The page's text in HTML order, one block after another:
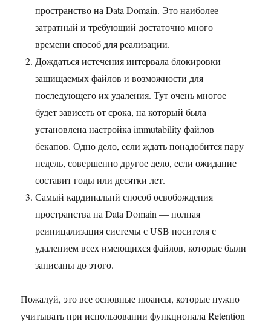
пространство на Data Domain. Это наиболее
затратный и требующий достаточно много
времени способ для реализации.
Дождаться истечения интервала блокировки
защищаемых файлов и возможности для
последующего их удаления. Тут очень многое
будет зависеть от срока, на который была
установлена настройка immutability файлов
бекапов. Одно дело, если ждать понадобится пару
недель, совершенно другое дело, если ожидание
составит годы или десятки лет.
Самый кардинальнй способ освобождения
пространства на Data Domain — полная
реиницализация системы с USB носителя с
удалением всех имеющихся файлов, которые были
записаны до этого.
Пожалуй, это все основные нюансы, которые нужно
учитывать при использовании функционала Retention